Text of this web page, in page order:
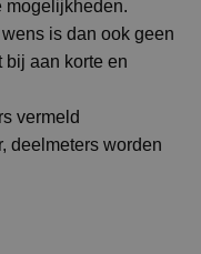
mogelijkheden.
is dan ook geen
bij aan korte en
vermeld
deelmeters worden